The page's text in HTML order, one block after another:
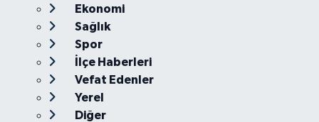
Ekonomi
Sağlık
Spor
İlçe Haberleri
Vefat Edenler
Yerel
Diğer